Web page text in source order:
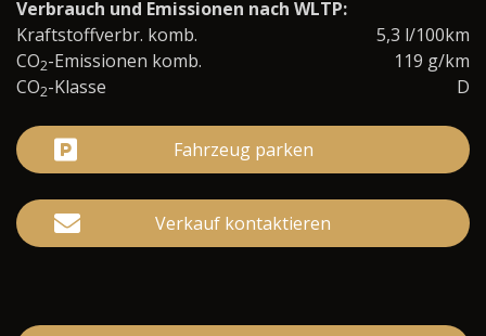
Verbrauch und Emissionen nach WLTP:
Kraftstoffverbr. komb.
5,3 l/100km
CO2-Emissionen komb.
119 g/km
CO2-Klasse D
Fahrzeug parken
Verkauf kontaktieren